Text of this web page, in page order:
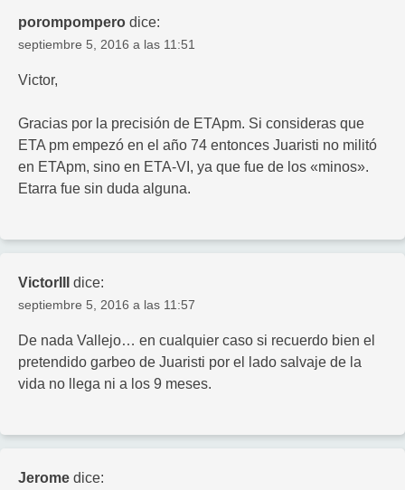
porompompero dice:
septiembre 5, 2016 a las 11:51
Victor,
Gracias por la precisión de ETApm. Si consideras que
ETA pm empezó en el año 74 entonces Juaristi no militó
en ETApm, sino en ETA-VI, ya que fue de los «minos».
Etarra fue sin duda alguna.
VictorIII dice:
septiembre 5, 2016 a las 11:57
De nada Vallejo… en cualquier caso si recuerdo bien el
pretendido garbeo de Juaristi por el lado salvaje de la
vida no llega ni a los 9 meses.
Jerome dice: